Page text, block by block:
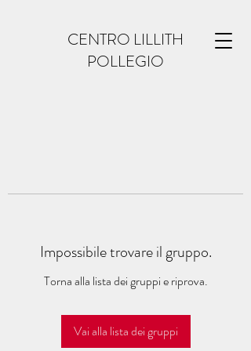
CENTRO LILLITH
POLLEGIO
Impossibile trovare il gruppo.
Torna alla lista dei gruppi e riprova.
Vai alla lista dei gruppi